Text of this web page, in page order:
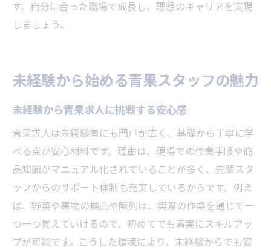
す。自分に合った職場で成長し、理想のキャリアを実現
しましょう。
未経験から始める青果スタッフの魅力
未経験から青果求人に挑戦する安心感
青果求人は未経験者にも門戸が広く、基礎から丁寧に学
べる点が安心材料です。理由は、現場での作業手順や商
品知識がマニュアル化されていることが多く、先輩スタ
ッフからのサポート体制も充実しているからです。例え
ば、野菜や果物の検品や陳列は、実際の作業を通じて一
つ一つ覚えていけるので、初めてでも着実にスキルアッ
プが可能です。こうした環境により、未経験からでも安